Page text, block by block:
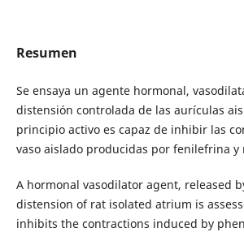
Resumen
Se ensaya un agente hormonal,
distensión controlada de las aurículas
principio activo es capaz de inhibir las
vaso aislado producidas por fenilefrina
A hormonal vasodilator agent, released
distension of rat isolated atrium is
inhibits the contractions induced by